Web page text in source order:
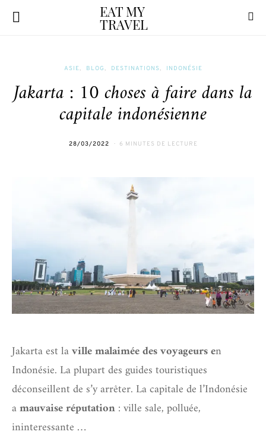
EAT MY
TRAVEL
ASIE BLOG DESTINATIONS INDONÉSIE
Jakarta : 10 choses à faire dans la
capitale indonésienne
28/03/2022 6 MINUTES DE LECTURE
Jakarta est laville malaimée des voyageurs en
Indonésie. La plupart des guides touristiques
déconseillent de s’y arrêter. La capitale de l’Indonésie
amauvaise réputation: ville sale, polluée,
ininteressante …